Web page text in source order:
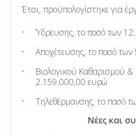
Έτσι, προϋπολογίστηκε για
Ύδρευσης, το ποσό των
Αποχέτευσης, το ποσό
Βιολογικού Καθαρισμού
2.159.000,00 ευρώ
Τηλεθέρμανσης, το ποσό
Νέες και